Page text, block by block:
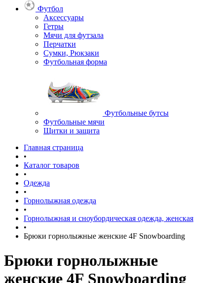
Футбол
Аксессуары
Гетры
Мячи для футзала
Перчатки
Сумки, Рюкзаки
Футбольная форма
Футбольные бутсы
Футбольные мячи
Щитки и защита
Главная страница
•
Каталог товаров
•
Одежда
•
Горнолыжная одежда
•
Горнолыжная и сноубордическая одежда, женская
•
Брюки горнолыжные женские 4F Snowboarding
Брюки горнолыжные
женские 4F Snowboarding